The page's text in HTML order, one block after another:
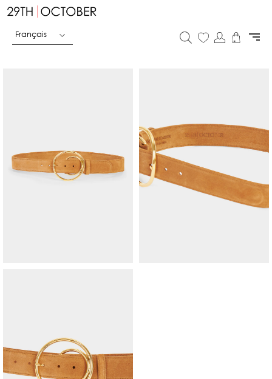
Français